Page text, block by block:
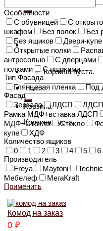
Корзина пуста.
Искать:
Корзина
Корзина пуста.
Особенности
C обувницей
C
шкафом
Без полок Без
Без ящиков
Двери-купе
Открытые полки
антресолью
С дверцами
полками
С ящиками
Тип Фасада
Глянцевая пленка
Под
Фасад
Зеркало
ЛДСП
Рамка МДФ+вставка ЛДСП
МДФ+Стекло
Стекло
купе
ХДФ
Количество ящиков
0
1 2 3 4 5 6
Производитель
Freya
Maytoni
Мебелеф
МегаKraft
Применить
Комод на заказ
0 ₽